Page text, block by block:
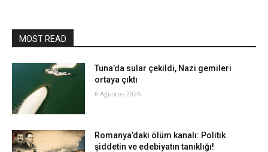
MOST READ
Tuna’da sular çekildi, Nazi gemileri
ortaya çıktı
6 Ağustos 2026
Romanya’daki ölüm kanalı: Politik
şiddetin ve edebiyatın tanıklığı!